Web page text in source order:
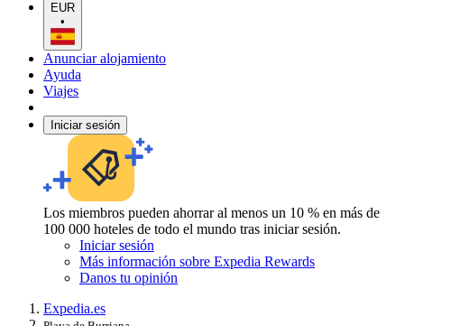
EUR
•
Anunciar alojamiento
Ayuda
Viajes
Iniciar sesión
Los miembros pueden ahorrar al menos un 10 % en más de
100 000 hoteles de todo el mundo tras iniciar sesión.
Iniciar sesión
Más información sobre Expedia Rewards
Danos tu opinión
Expedia.es